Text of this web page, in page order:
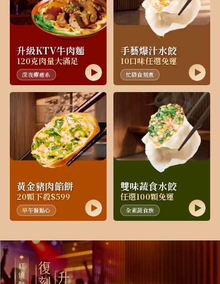
深夜療癒系
升級KTV牛肉麵
120克肉量大滿足
忙碌食刻煮
手藝爆汁水餃
10口味任選免運
早午餐點心
黃金豬肉餡餅
20顆下殺$599
全素蔬食族
雙味蔬食水餃
任選100顆免運
品牌好友專屬回饋
綁定LINE好友
領$1000購物金
LINE綁定抽獎